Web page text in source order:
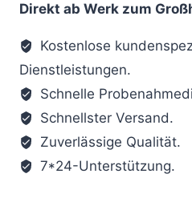
Direkt ab Werk zum
Kostenlose
Dienstleistungen.
Schnelle
Schnellster Versand.
Zuverlässige Qualität.
7*24-Unterstützung.